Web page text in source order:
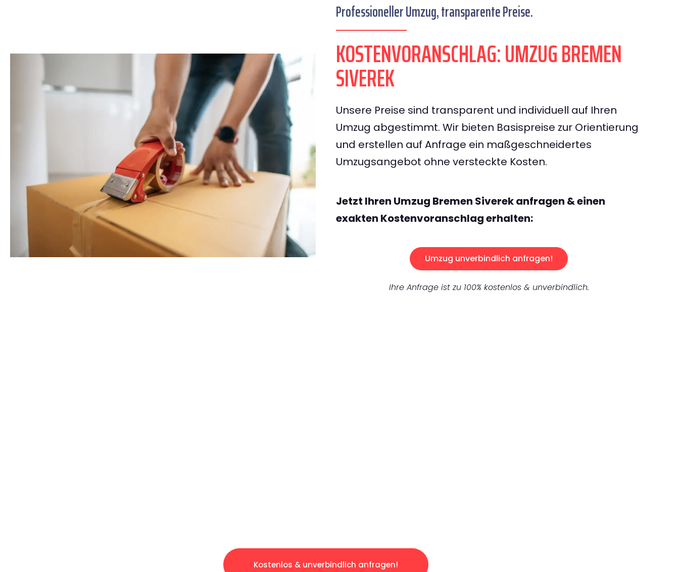
Professioneller Umzug, transparente Preise.
KOSTENVORANSCHLAG: UMZUG BREMEN
SIVEREK
Unsere Preise sind transparent und individuell auf Ihren
Umzug abgestimmt. Wir bieten Basispreise zur Orientierung
und erstellen auf Anfrage ein maßgeschneidertes
Umzugsangebot ohne versteckte Kosten.
Jetzt Ihren Umzug Bremen Siverek anfragen & einen
exakten Kostenvoranschlag erhalten:
Umzug unverbindlich anfragen!
Ihre Anfrage ist zu 100% kostenlos & unverbindlich.
Kostenlos & unverbindlich anfragen!